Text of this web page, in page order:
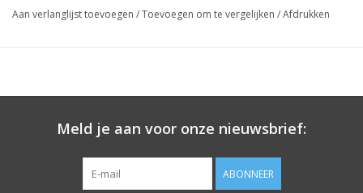
Ze gedragen zich op hun best op een Cone 6 (1222-1240°C),
temperaturen (tot cone 8)
Aan verlanglijst toevoegen /Toevoegen om te vergelijken /Afdrukken
Meld je aan voor onze nieuwsbrief:
ABONNEER